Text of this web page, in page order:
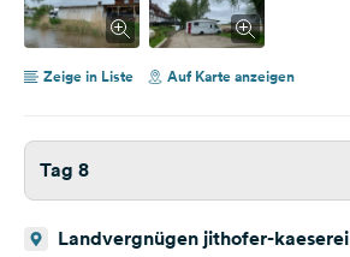
Zeige in Liste Auf Karte anzeigen
Tag 8
Landvergnügen jithofer-kaeserei